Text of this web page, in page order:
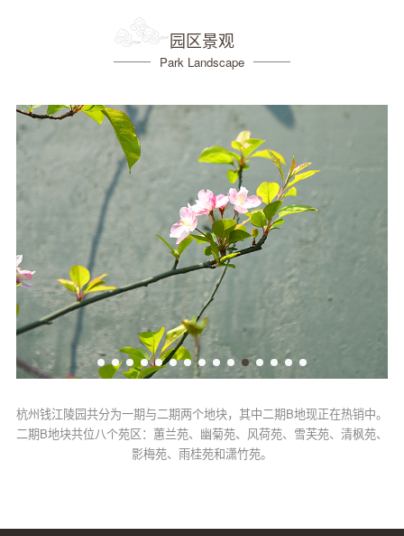
园区景观
Park Landscape
杭州钱江陵园共分为一期与二期两个地块，其中二期B地现正在热销中。
二期B地块共位八个苑区：蕙兰苑、幽菊苑、风荷苑、雪芙苑、清枫苑、
影梅苑、雨桂苑和潇竹苑。